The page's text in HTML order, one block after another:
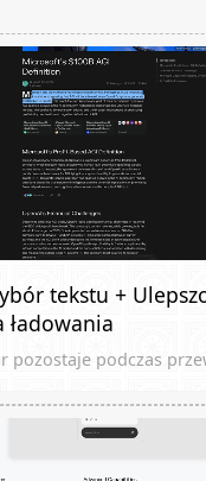
tekstu +
ładowania
pozostaje podczas